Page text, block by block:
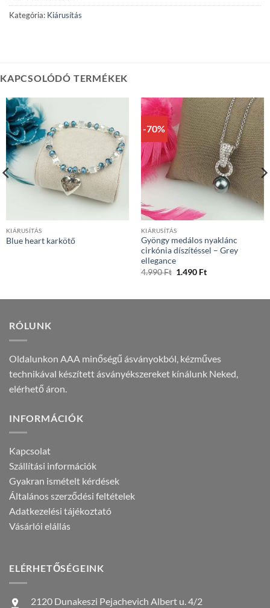
Kategória: Kiárusítás
KAPCSOLÓDÓ TERMÉKEK
KIÁRUSÍTÁS
Blue heart karkötő
-70%
KIÁRUSÍTÁS
Gyöngy medálos nyaklánc
cirkónia díszítéssel – Grey
ellegance
4.990Ft Original
1.490 FtCurrent
RÓLUNK
Oldalunkon AAA minőségű ásványokból, kézműves
technikával készített ásványékszereket kínálunk Neked,
elérhető áron.
INFORMÁCIÓK
Kapcsolat
Szállítási információk
Gyakran ismételt kérdések
Általános szerződési feltételek
Adatkezelési tájékoztató
Vásárlói elállás
ELÉRHETŐSÉGEINK
2120 Dunakeszi Pejachevich Albert u. 4/2